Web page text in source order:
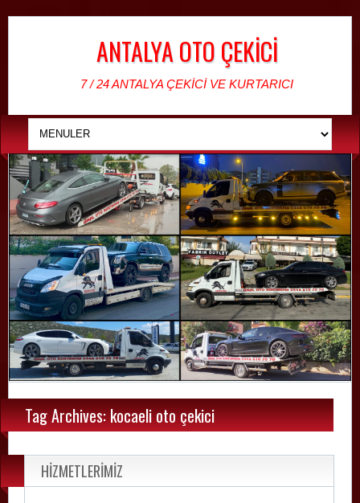
ANTALYA OTO ÇEKİCİ
7 / 24 ANTALYA ÇEKİCİ VE KURTARICI
Tag Archives: kocaeli oto çekici
HİZMETLERİMİZ